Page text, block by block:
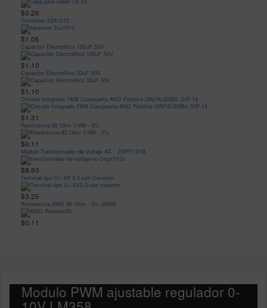
$0.26
Transistor 2SA1013
$1.05
Capacitor Electrolitico 100uF 50V
$1.10
Capacitor Electrolitico 33uF 50V
$1.10
Circuito Integrado 7408 Compuerta AND Positiva (SN74LS08N) DIP-14
$1.31
Resistencia 82 Ohm 1/4W - 5%
$0.11
Modulo Transformador de Voltaje AC - ZMPT101B
$8.93
Terminal tipo U+ SV 2-3 con Covertor
$3.25
Resistencia SMD 56 Ohm - 5% (0603)
$0.11
Modulo PWM ajustable regulador 0-